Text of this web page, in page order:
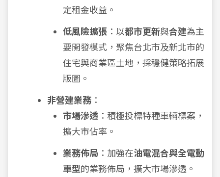
定租金收益。
低風險擴張 ：以都市更新與合建為主
要開發模式，聚焦台北市及新北市的
住宅與商業區土地，採穩健策略拓展
版圖。
非營建業務 ：
市場滲透 ：積極投標特種車輛標案，
擴大市佔率。
業務佈局 ：加強在油電混合與全電動
車型的業務佈局，擴大市場滲透。